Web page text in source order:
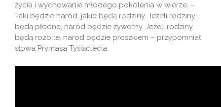
życia i wychowanie młodego pokolenia w wierze. –
Taki będzie naród, jakie będą rodziny. Jeżeli rodziny
będą płodne, naród będzie żywotny. Jeżeli rodziny
będą rozbite, naród będzie proszkiem – przypomniał
słowa Prymasa Tysiąclecia.